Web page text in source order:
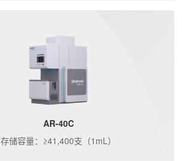
AR-40C
存储容量：≥41,400支（1mL）